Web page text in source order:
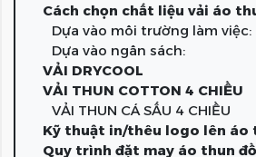
Cách chọn chất liệu vải áo
Dựa vào môi trường làm việc:
Dựa vào ngân sách:
VẢI DRYCOOL
VẢI THUN COTTON 4 CHIỀU
VẢI THUN CÁ SẤU 4 CHIỀU
Kỹ thuật in/thêu logo lên áo
Quy trình đặt may áo thun